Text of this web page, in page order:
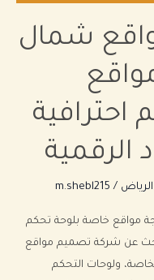
شمال
احترافية
/
m.shebl215
مواقع خاصة بلوحة تحكم
عن شركة تصميم مواقع
ولوحات التحكم